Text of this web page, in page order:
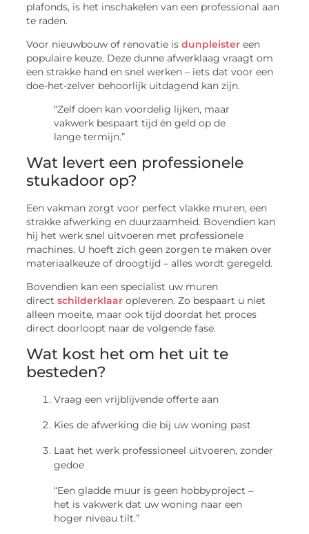
plafonds, is het inschakelen van een professional aan
te raden.
Voor nieuwbouw of renovatie isdunpleister een
populaire keuze. Deze dunne afwerklaag vraagt om
een strakke hand en snel werken – iets dat voor een
doe-het-zelver behoorlijk uitdagend kan zijn.
“Zelf doen kan voordelig lijken, maar
vakwerk bespaart tijd én geld op de
lange termijn.”
Wat levert een professionele
stukadoor op?
Een vakman zorgt voor perfect vlakke muren, een
strakke afwerking en duurzaamheid. Bovendien kan
hij het werk snel uitvoeren met professionele
machines. U hoeft zich geen zorgen te maken over
materiaalkeuze of droogtijd – alles wordt geregeld.
Bovendien kan een specialist uw muren
directschilderklaar opleveren. Zo bespaart u niet
alleen moeite, maar ook tijd doordat het proces
direct doorloopt naar de volgende fase.
Wat kost het om het uit te
besteden?
Vraag een vrijblijvende offerte aan
Kies de afwerking die bij uw woning past
Laat het werk professioneel uitvoeren, zonder
gedoe
“Een gladde muur is geen hobbyproject –
het is vakwerk dat uw woning naar een
hoger niveau tilt.”